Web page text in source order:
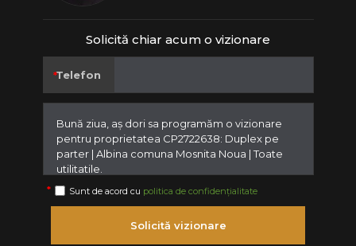
Solicită chiar acum o vizionare
Telefon
Sunt de acord cu politica de confidențialitate
Solicită vizionare